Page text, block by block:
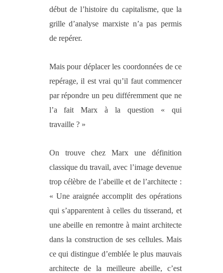
début de l’histoire du capitalisme, que la
grille d’analyse marxiste n’a pas permis
de repérer.
Mais pour déplacer les coordonnées de ce
repérage, il est vrai qu’il faut commencer
par répondre un peu différemment que ne
l’a fait Marx à la question « qui
travaille ? »
On trouve chez Marx une définition
classique du travail, avec l’image devenue
trop célèbre de l’abeille et de l’architecte :
« Une araignée accomplit des opérations
qui s’apparentent à celles du tisserand, et
une abeille en remontre à maint architecte
dans la construction de ses cellules. Mais
ce qui distingue d’emblée le plus mauvais
architecte de la meilleure abeille, c’est